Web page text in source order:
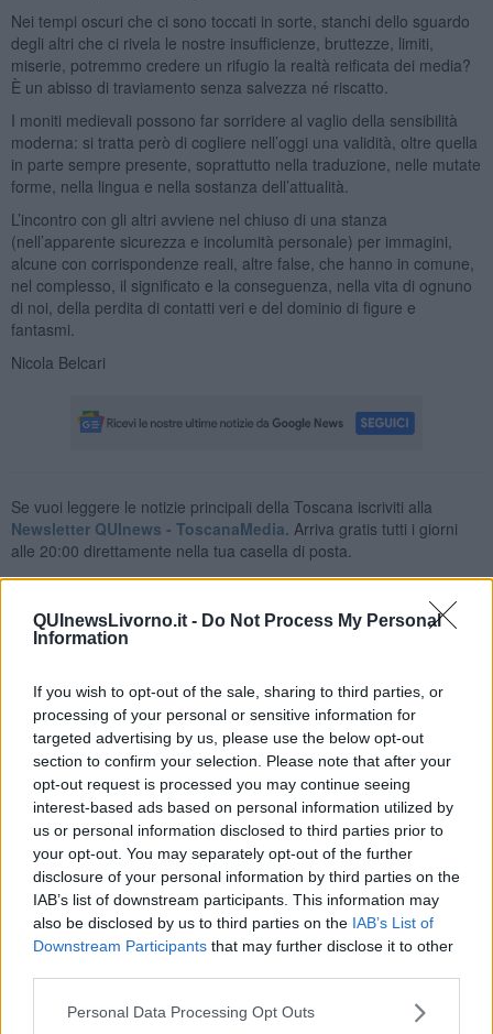
QUInewsLivorno.it - Do Not Process My Personal
Information
If you wish to opt-out of the sale, sharing to third parties, or
processing of your personal or sensitive information for
targeted advertising by us, please use the below opt-out
section to confirm your selection. Please note that after your
opt-out request is processed you may continue seeing
interest-based ads based on personal information utilized by
us or personal information disclosed to third parties prior to
your opt-out. You may separately opt-out of the further
disclosure of your personal information by third parties on the
IAB’s list of downstream participants. This information may
also be disclosed by us to third parties on the IAB’s List of
Downstream Participants that may further disclose it to other
Personal Data Processing Opt Outs
Nei tempi oscuri che ci sono toccati in sorte, stanchi dello sguardo
degli altri che ci rivela le nostre insufficienze, bruttezze, limiti,
miserie, potremmo credere un rifugio la realtà reificata dei media?
È un abisso di traviamento senza salvezza né riscatto.
I moniti medievali possono far sorridere al vaglio della sensibilità
moderna: si tratta però di cogliere nell’oggi una validità, oltre quella
in parte sempre presente, soprattutto nella traduzione, nelle mutate
forme, nella lingua e nella sostanza dell’attualità.
L’incontro con gli altri avviene nel chiuso di una stanza
(nell’apparente sicurezza e incolumità personale) per immagini,
alcune con corrispondenze reali, altre false, che hanno in comune,
nel complesso, il significato e la conseguenza, nella vita di ognuno
di noi, della perdita di contatti veri e del dominio di figure e
fantasmi.
Nicola Belcari
Se vuoi leggere le notizie principali della Toscana iscriviti alla
Newsletter QUInews - ToscanaMedia. Arriva gratis tutti i giorni
alle 20:00 direttamente nella tua casella di posta.
Basta cliccareQUI
Ti potrebbe interessare anche:
La fine del mondo
Sono loro
Ducentocinquanta candel... otti
Cenerentola, la escort
Precisazioni
La droga del potere
Momenti (e immedesimazione)
Chi sono?
Il più stupido dei mondi possibili
I nemici della verità
Tra Scilla e Cariddi
La legge del più forte
Dalla terra alla luna
La tentazione
Un brusco risveglio